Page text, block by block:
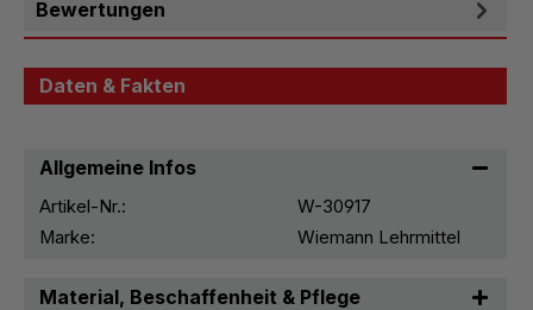
Bewertungen
Daten & Fakten
Allgemeine Infos
Artikel-Nr.:
W-30917
Marke:
Wiemann Lehrmittel
Material, Beschaffenheit & Pflege